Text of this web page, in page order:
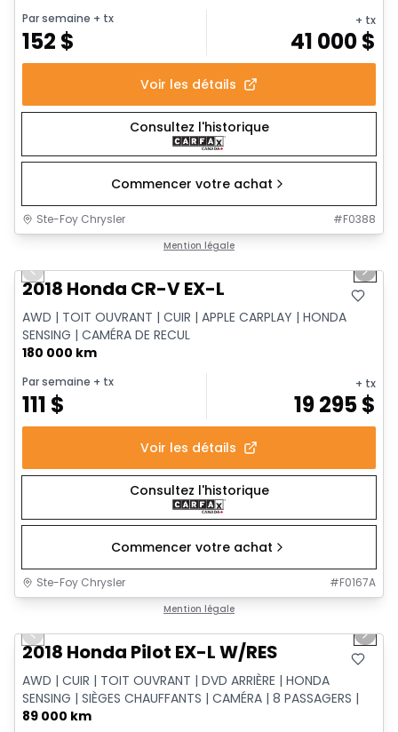
Par semaine + tx
152 $
+ tx
41 000$
Voir les détails
Consultez l'historique
Commencer votre achat
Ste-Foy Chrysler #F0388
Mention légale
Vidéo disponible
Previous slide Next
2018 Honda CR-V EX-L
AWD | TOIT OUVRANT | CUIR | APPLE CARPLAY | HONDA
SENSING | CAMÉRA DE RECUL
180 000 km
Par semaine + tx
111 $
+ tx
19 295$
Voir les détails
Consultez l'historique
Commencer votre achat
Ste-Foy Chrysler #F0167A
Mention légale
Vidéo disponible
Previous slide Next
2018 Honda Pilot EX-L W/RES
AWD | CUIR | TOIT OUVRANT | DVD ARRIÈRE | HONDA
SENSING | SIÈGES CHAUFFANTS | CAMÉRA | 8 PASSAGERS |
89 000 km